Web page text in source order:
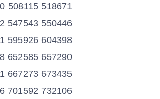
508115 518671
547543 550446
595926 604398
652585 657290
667273 673435
701592 732106